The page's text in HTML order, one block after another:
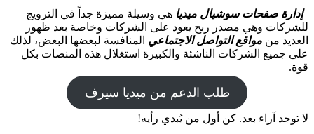
إدارة صفحات سوشيال ميديا هي وسيلة مميزة جداً في الترويج
للشركات وهي مصدر ربح يعود على الشركات وخاصة بعد ظهور
العديد من مواقع التواصل الاجتماعي المنافسة لبعضها البعض، لذلك
على جميع الشركات الناشئة والكبيرة استغلال هذه المنصات بكل
قوة.
طلب الدعم من ميديا سيرف
لا توجد آراء بعد. كن أول من يُبدي رأيه!